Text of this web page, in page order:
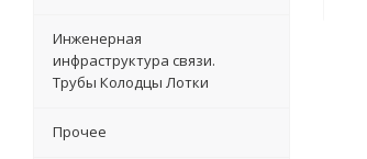
Инженерная
инфраструктура связи.
Трубы Колодцы Лотки
Прочее